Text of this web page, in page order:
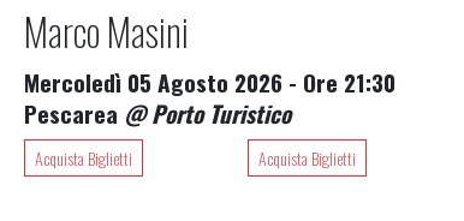
Marco Masini
Mercoledì 05 Agosto 2026 - Ore 21:30
Pescarea @ Porto Turistico
Acquista Biglietti Acquista Biglietti